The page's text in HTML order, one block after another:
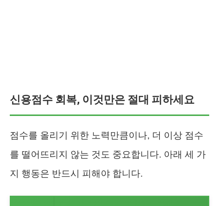
신용점수 회복, 이것만은 절대 피하세요
점수를 올리기 위한 노력만큼이나, 더 이상 점수
를 떨어뜨리지 않는 것도 중요합니다. 아래 세 가
지 행동은 반드시 피해야 합니다.